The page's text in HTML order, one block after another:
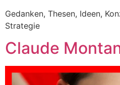
Gedanken, Thesen, Ideen,
Strategie
Claude